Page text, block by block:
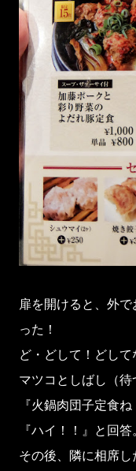
扉を開けると、外
った！
ど・どして！どして
マツコとしばし（
『火鍋肉団子定食ね
『ハイ！！』と回答。
その後、隣に相席